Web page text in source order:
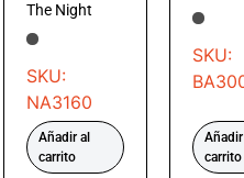
The Night
SKU:
NA3160
Añadir al
carrito
SKU:
carrito